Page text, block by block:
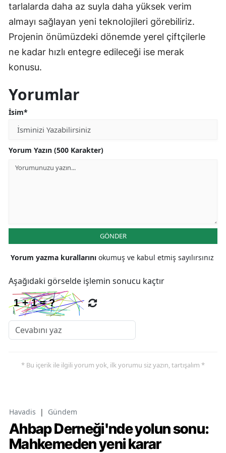
tarlalarda daha az suyla daha yüksek verim
almayı sağlayan yeni teknolojileri görebiliriz.
Projenin önümüzdeki dönemde yerel çiftçilerle
ne kadar hızlı entegre edileceği ise merak
konusu.
Yorumlar
İsim*
Yorum Yazın (500 Karakter)
GÖNDER
Yorum yazma kurallarını okumuş ve kabul etmiş sayılırsınız
Aşağıdaki görselde işlemin sonucu kaçtır
* Bu içerik ile ilgili yorum yok, ilk yorumu siz yazın, tartışalım *
Havadis | Gündem
Ahbap Derneği'nde yolun sonu:
Mahkemeden yeni karar